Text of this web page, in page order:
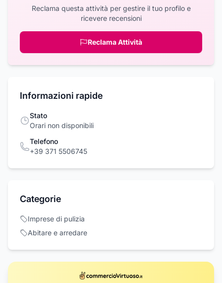
Reclama questa attività per gestire il tuo profilo e
ricevere recensioni
Reclama Attività
Informazioni rapide
Stato
Orari non disponibili
Telefono
+39 371 5506745
Categorie
Imprese di pulizia
Abitare e arredare